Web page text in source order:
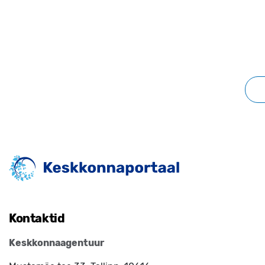
Kontaktid
Keskkonnaagentuur